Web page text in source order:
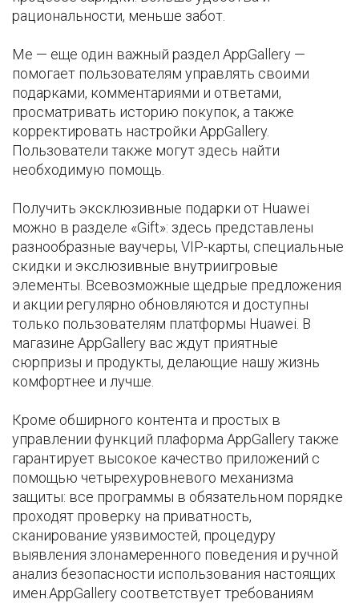
рациональности, меньше забот.
Me — еще один важный раздел AppGallery —
помогает пользователям управлять своими
подарками, комментариями и ответами,
просматривать историю покупок, а также
корректировать настройки AppGallery.
Пользователи также могут здесь найти
необходимую помощь.
Получить эксклюзивные подарки от Huawei
можно в разделе «Gift»: здесь представлены
разнообразные ваучеры, VIP-карты, специальные
скидки и экслюзивные внутриигровые
элементы. Всевозможные щедрые предложения
и акции регулярно обновляются и доступны
только пользователям платформы Huawei. В
магазине AppGallery вас ждут приятные
сюрпризы и продукты, делающие нашу жизнь
комфортнее и лучше.
Кроме обширного контента и простых в
управлении функций плаформа AppGallery также
гарантирует высокое качество приложений с
помощью четырехуровневого механизма
защиты: все программы в обязательном порядке
проходят проверку на приватность,
сканирование уязвимостей, процедуру
выявления злонамеренного поведения и ручной
анализ безопасности использования настоящих
имен.AppGallery соответствует требованиям